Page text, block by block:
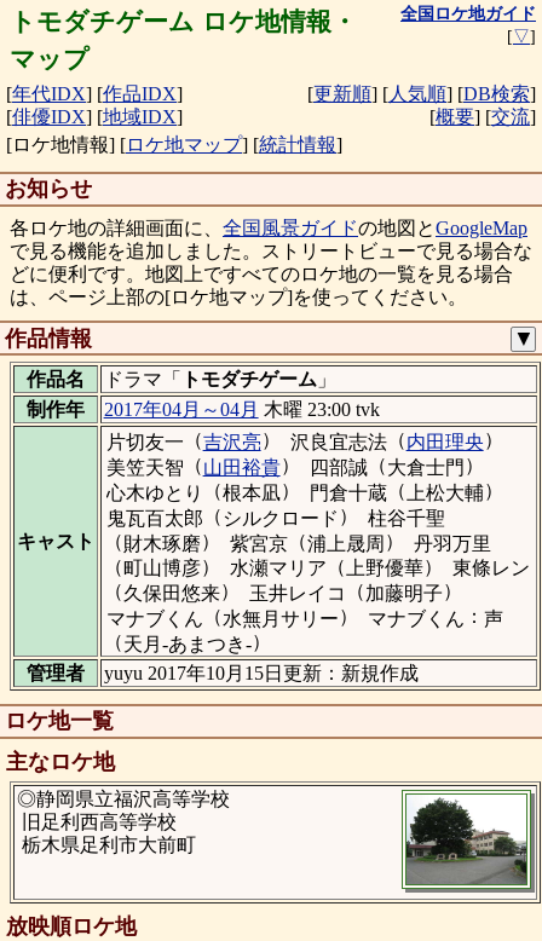
トモダチゲーム ロケ地情報・
マップ
全国ロケ地ガイド
[▽]
[年代IDX] [作品IDX]
[俳優IDX] [地域IDX]
[更新順] [人気順] [DB検索]
[概要] [交流]
[ロケ地情報] [ロケ地マップ] [統計情報]
お知らせ
各ロケ地の詳細画面に、 全国風景ガイドの地図とGoogleMap
で見る機能を追加しました。ストリートビューで見る場合な
どに便利です。地図上ですべてのロケ地の一覧を見る場合
は、ページ上部の[ロケ地マップ]を使ってください。
作品情報 ▼
作品名 ドラマ「 トモダチゲーム 」
制作年
2017年04月～04月 木曜 23:00 tvk
キャスト
片切友一 （吉沢亮） 沢良宜志法（内田理央）
美笠天智 （山田裕貴） 四部誠 （大倉士門 ）
心木ゆとり
（根本凪） 門倉十蔵（ 上松大輔）
鬼瓦百太郎 （ シルクロード ）
柱谷千聖
（財木琢磨） 紫宮京（浦上晟周 ）
丹羽万里
（町山博彦） 水瀬マリア （ 上野優華）
東條レン
（久保田悠来） 玉井レイコ （加藤明子）
マナブくん （水無月サリー） マナブくん ： 声
（天月-あまつき-）
管理者
yuyu 2017年10月15日更新：新規作成
ロケ地一覧
主なロケ地
◎静岡県立福沢高等学校
旧足利西高等学校
栃木県足利市大前町
放映順ロケ地